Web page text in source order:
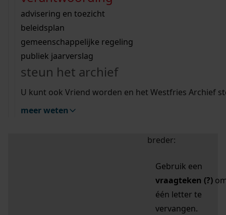
bouwvergunningen
omgevingsvergunningen
vergunningen
beeld en geluid
uitleg nodig?
Wij helpen u op weg met een aantal zoektips.
bekijk alle zoektips
Wij helpen u op weg met een aantal zoektips.
bekijk alle zoektips
bekijk ons geschiedenislokaal
advisering en toezicht
beleidsplan
gemeenschappelijke regeling
publiek jaarverslag
steun het archief
U kunt ook Vriend worden en het Westfries Archief
meer weten
zoektips
Mijn Studiezaal (inloggen)
uw zoekopdracht te
breder:
Gebruik een
vraagteken (?)
één letter te
vervangen.